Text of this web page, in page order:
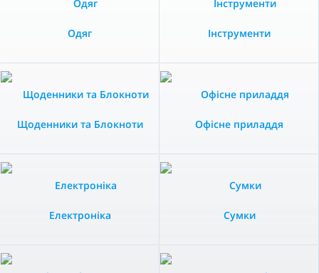
Одяг Інструменти
Щоденники та Блокноти Офісне приладдя
Електроніка Сумки